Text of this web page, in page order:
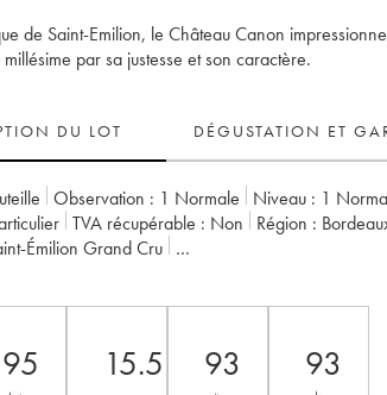
de Saint-Emilion, le Château Canon impressionne
par sa justesse et son caractère.
DU LOT DÉGUSTATION ET
Observation : 1 Normale Niveau : 1
TVA récupérable : non Région :
Émilion Grand Cru
95 15.5 93 93